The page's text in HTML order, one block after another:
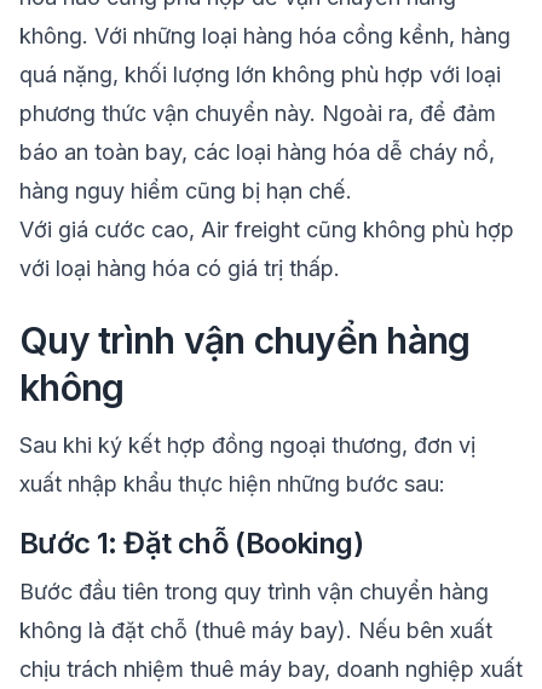
không. Với những loại hàng hóa cồng kềnh, hàng
quá nặng, khối lượng lớn không phù hợp với loại
phương thức vận chuyển này. Ngoài ra, để đảm
báo an toàn bay, các loại hàng hóa dễ cháy nổ,
hàng nguy hiểm cũng bị hạn chế.
Với giá cước cao, Air freight cũng không phù hợp
với loại hàng hóa có giá trị thấp.
Quy trình vận chuyển hàng
không
Sau khi ký kết hợp đồng ngoại thương, đơn vị
xuất nhập khẩu thực hiện những bước sau:
Bước 1: Đặt chỗ (Booking)
Bước đầu tiên trong quy trình vận chuyển hàng
không là đặt chỗ (thuê máy bay). Nếu bên xuất
chịu trách nhiệm thuê máy bay, doanh nghiệp xuất